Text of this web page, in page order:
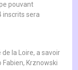
pouvant
inscrits sera
de la Loire, a savoir
Fabien, Krznowski